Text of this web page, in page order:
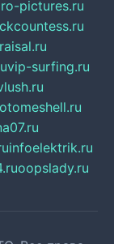
pictures.ru
vip-surfing.ru
infoelektrik.ru
oopslady.ru